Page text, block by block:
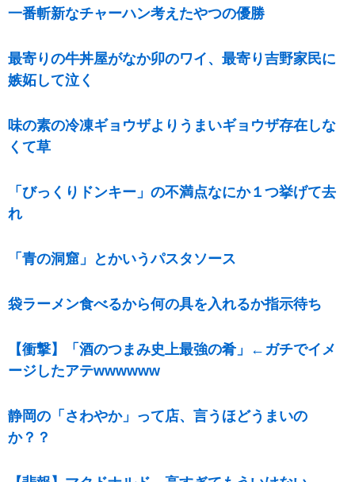
一番斬新なチャーハン考えたやつの優勝
最寄りの牛丼屋がなか卯のワイ、最寄り吉野家民に
嫉妬して泣く
味の素の冷凍ギョウザよりうまいギョウザ存在しな
くて草
「びっくりドンキー」の不満点なにか１つ挙げて去
れ
「青の洞窟」とかいうパスタソース
袋ラーメン食べるから何の具を入れるか指示待ち
【衝撃】「酒のつまみ史上最強の肴」←ガチでイメ
ージしたアテwwwwww
静岡の「さわやか」って店、言うほどうまいの
か？？